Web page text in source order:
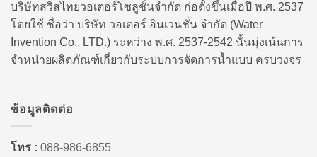
บริษัทสวิสไทยวอเตอร์โซลูชั่นจำกัด ก่อตั้งขึ้นเมื่อปี พ.ศ. 2537
โดยใช้ ชื่อว่า บริษัท วอเตอร์ อินเวนชั่น จำกัด (Water
Invention Co., LTD.) ระหว่าง พ.ศ. 2537-2542 นั้นมุ่งเน้นการ
จำหน่ายผลิตภัณฑ์เกี่ยวกับระบบการจัดการน้ำแบบ ครบวงจร
ข้อมูลติดต่อ
โทร : 088-986-6855